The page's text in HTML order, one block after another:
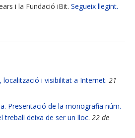
i la Fundació iBit. Segueix llegint.
localització i visibilitat a Internet. 21
Presentació de la monografia núm.
treball deixa de ser un lloc. 22 de